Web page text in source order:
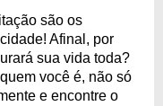
são os
Afinal, por
sua vida toda?
você é, não só
e encontre o